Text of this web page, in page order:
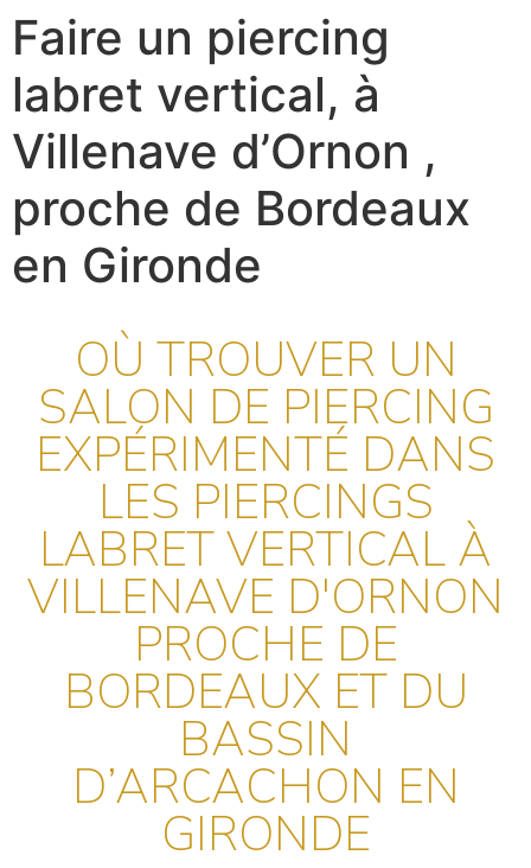
Faire un piercing
labret vertical, à
Villenave d’Ornon ,
proche de Bordeaux
en Gironde
OÙ TROUVER UN
SALON DE PIERCING
EXPÉRIMENTÉ DANS
LES PIERCINGS
LABRET VERTICAL À
VILLENAVE D'ORNON
PROCHE DE
BORDEAUX ET DU
BASSIN
D’ARCACHON EN
GIRONDE